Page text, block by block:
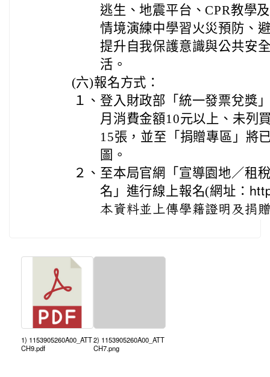
逃生、地震平台、CPR教學
情境演練中學習火災預防、
提升自我保護意識與公共安
活。
(六)報名方式：
１、 登入財政部「統一發票兌獎
月消費金額10元以上、未列
15張，並至「捐贈專區」將
圖。
２、 至本局官網「宣導園地／租
名」進行線上報名(網址：
本資料並上傳學籍證明及捐
1) 1153905260A00_ATT
CH9.pdf
2) 1153905260A00_ATT
CH7.png